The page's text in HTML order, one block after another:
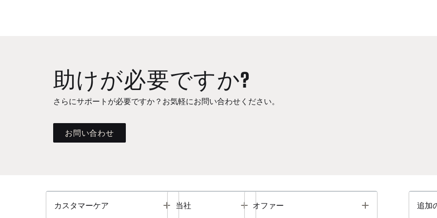
助けが必要ですか?
さらにサポートが必要ですか？お気軽にお問い合わせください。
お問い合わせ
カスタマーケア Toggle
当社 Toggle
オファー Toggle 追加